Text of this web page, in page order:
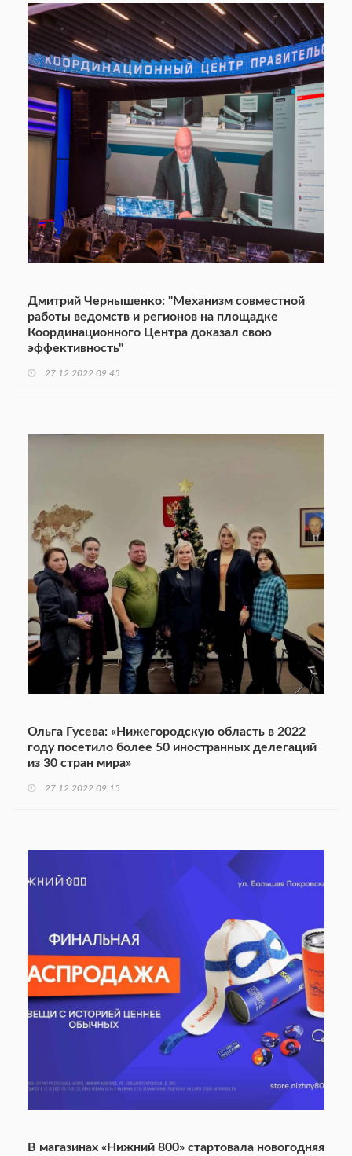
Дмитрий Чернышенко: "Механизм совместной
работы ведомств и регионов на площадке
Координационного Центра доказал свою
эффективность"
27.12.2022 09:45
Ольга Гусева: «Нижегородскую область в 2022
году посетило более 50 иностранных делегаций
из 30 стран мира»
27.12.2022 09:15
В магазинах «Нижний 800» стартовала новогодняя